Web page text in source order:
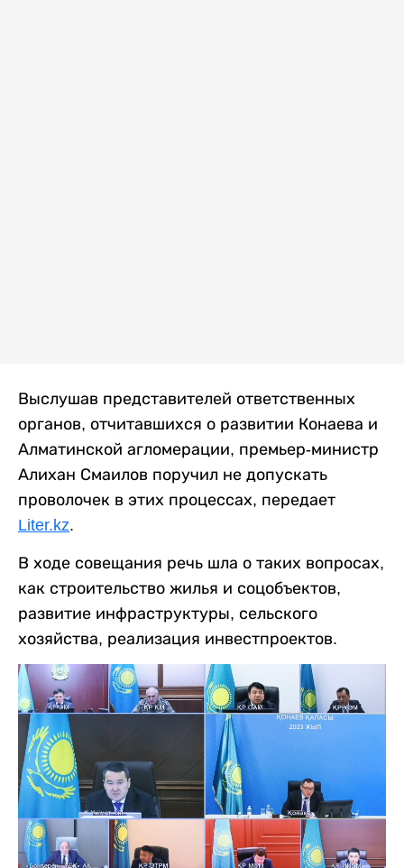
Выслушав представителей ответственных
органов, отчитавшихся о развитии Конаева и
Алматинской агломерации, премьер-министр
Алихан Смаилов поручил не допускать
проволочек в этих процессах, передает
Liter.kz.
В ходе совещания речь шла о таких вопросах,
как строительство жилья и соцобъектов,
развитие инфраструктуры, сельского
хозяйства, реализация инвестпроектов.